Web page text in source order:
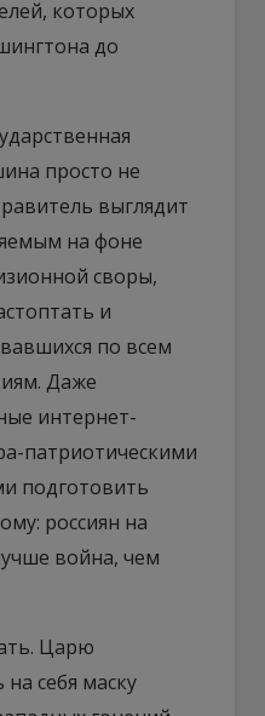
которых
до
просто не
выглядит
на фоне
своры,
и
по всем
Даже
интернет-
патриотическими
подготовить
россиян на
война, чем
Царю
себя маску